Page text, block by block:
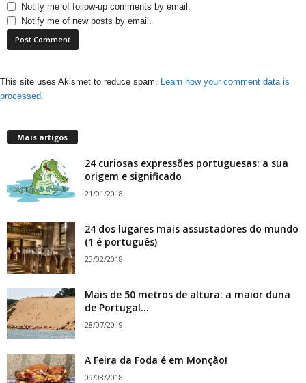
Notify me of follow-up comments by email.
Notify me of new posts by email.
This site uses Akismet to reduce spam. Learn how your comment data is
processed.
Mais artigos
24 curiosas expressões portuguesas: a sua
origem e significado
21/01/2018
24 dos lugares mais assustadores do mundo
(1 é português)
23/02/2018
Mais de 50 metros de altura: a maior duna
de Portugal...
28/07/2019
A Feira da Foda é em Monção!
09/03/2018